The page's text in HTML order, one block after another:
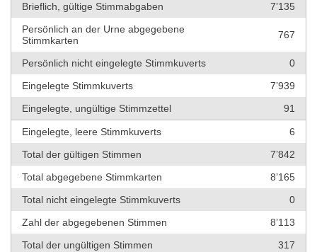
Brieflich, gültige Stimmabgaben
7’135
Persönlich an der Urne abgegebene
Stimmkarten
767
Persönlich nicht eingelegte Stimmkuverts
0
Eingelegte Stimmkuverts
7’939
Eingelegte, ungültige Stimmzettel
91
Eingelegte, leere Stimmkuverts
6
Total der gültigen Stimmen
7’842
Total abgegebene Stimmkarten
8’165
Total nicht eingelegte Stimmkuverts
0
Zahl der abgegebenen Stimmen
8’113
Total der ungültigen Stimmen
317